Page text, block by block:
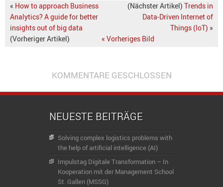
« How to approach Business
Analytics? A guide for better
insights out of big data
(Vorheriger Artikel)
(Nächster Artikel) Trends in
Data-Driven Internet of
Things (IoT) »
« Vorheriges Bild
KOMMENTARE GESCHLOSSEN
NEUESTE BEITRÄGE
Solving complex logistics problems with
the help of artificial intelligence (AI)
Impulstag Digitale Transformation – In
Kooperation mit der Management School
St. Gallen (MSSG)